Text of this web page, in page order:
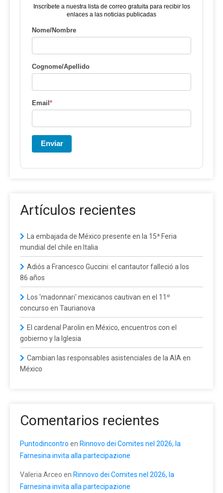
Inscríbete a nuestra lista de correo gratuita para recibir los
enlaces a las noticias publicadas
Nome/Nombre
Cognome/Apellido
Email*
Enviar
Artículos recientes
La embajada de México presente en la 15ª Feria
mundial del chile en Italia
Adiós a Francesco Guccini: el cantautor falleció a los
86 años
Los 'madonnari' mexicanos cautivan en el 11º
concurso en Taurianova
El cardenal Parolin en México, encuentros con el
gobierno y la Iglesia
Cambian las responsables asistenciales de la AIA en
México
Comentarios recientes
Puntodincontro en Rinnovo dei Comites nel 2026, la
Farnesina invita alla partecipazione
Valeria Arceo en Rinnovo dei Comites nel 2026, la
Farnesina invita alla partecipazione